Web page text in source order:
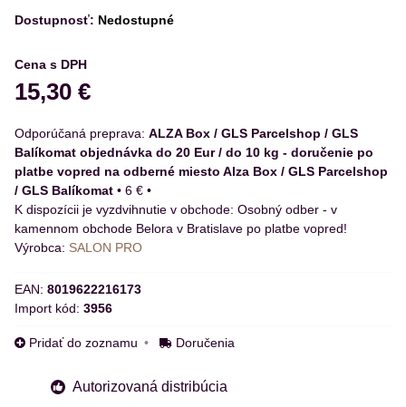
Dostupnosť: Nedostupné
Cena s DPH
15,30 €
ALZA Box / GLS Parcelshop / GLS
Balíkomat objednávka do 20 Eur / do 10 kg - doručenie po
platbe vopred na odberné miesto Alza Box / GLS Parcelshop
/ GLS Balíkomat • 6 € •
Osobný odber - v
kamennom obchode Belora v Bratislave po platbe vopred!
Výrobca: SALON PRO
EAN: 8019622216173
Import kód: 3956
Pridať do zoznamu Doručenia
Autorizovaná distribúcia